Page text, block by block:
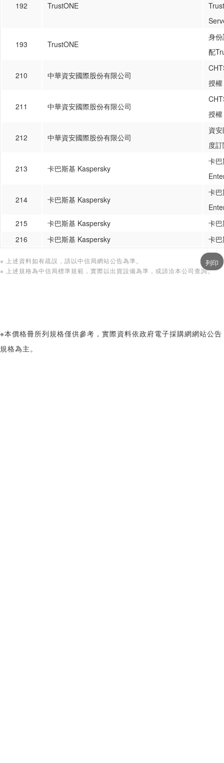
192 TrustONE
193 TrustONE
身
配
210 中華資安國際股份有限公司
授權
211 中華資安國際股份有限公司
授權
212 中華資安國際股份有限公司
資
度
213 卡巴斯基 Kaspersky
卡
214 卡巴斯基 Kaspersky
卡
215
卡巴斯基 Kaspersky
卡
216
卡巴斯基 Kaspersky 卡
※ 上述資料如有疏誤，請以中信局網站公告為準。
※ 上述規格為中信局標準規範，實際以出貨設備為準，或請洽本公司查詢。
※本價格冊所列規格僅供參考，實際資料依政府電子採購網網站公告
規格為主。